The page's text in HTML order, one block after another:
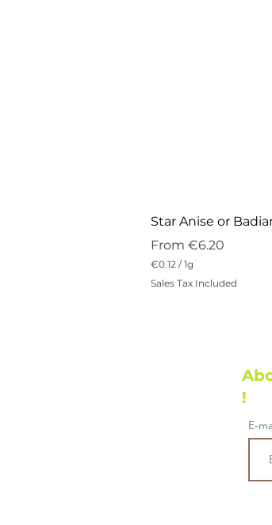
Star Anise or
From €6.20
Sale Price
€0.12 /1g
€
0
Sales Tax Included
!
E-